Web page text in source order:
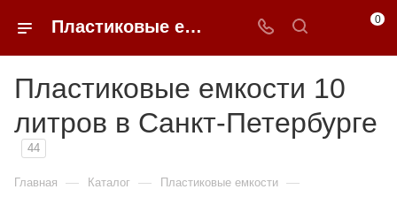
Пластиковые емкости 10 литров в Санкт-Петербурге 0
Пластиковые емкости 10
литров в Санкт-Петербурге
44
Главная — Каталог — Пластиковые емкости —